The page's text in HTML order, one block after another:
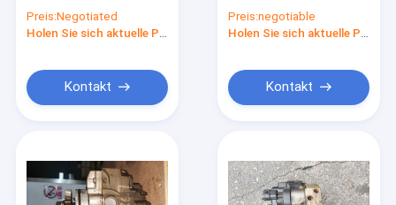
E320D 3264635 326-
4635
Preis:Negotiated
Holen Sie sich aktuelle Preis
Kontakt
S6k für Bagger E320c
E320d
Preis:negotiable
Holen Sie sich aktuelle Preis
Kontakt